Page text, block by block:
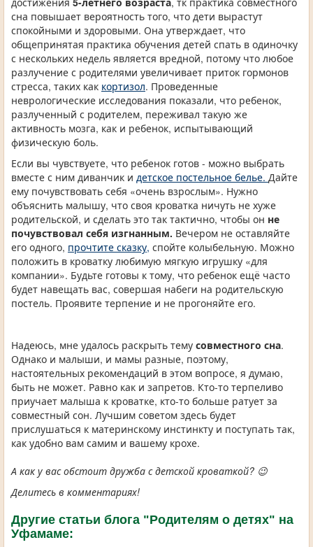
сна повышает вероятность того, что дети вырастут
спокойными и здоровыми. Она утверждает, что
общепринятая практика обучения детей спать в одиночку
с нескольких недель является вредной, потому что любое
разлучение с родителями увеличивает приток гормонов
стресса, таких как кортизол. Проведенные
неврологические исследования показали, что ребенок,
разлученный с родителем, переживал такую же
активность мозга, как и ребенок, испытывающий
физическую боль.
Если вы чувствуете, что ребенок готов - можно выбрать
вместе с ним диванчик и детское постельное белье. Дайте
ему почувствовать себя «очень взрослым». Нужно
объяснить малышу, что своя кроватка ничуть не хуже
родительской, и сделать это так тактично, чтобы он не
почувствовал себя изгнанным. Вечером не оставляйте
его одного, прочтите сказку, спойте колыбельную. Можно
положить в кроватку любимую мягкую игрушку «для
компании». Будьте готовы к тому, что ребенок ещё часто
будет навещать вас, совершая набеги на родительскую
постель. Проявите терпение и не прогоняйте его.
Надеюсь, мне удалось раскрыть тему совместного сна.
Однако и малыши, и мамы разные, поэтому,
настоятельных рекомендаций в этом вопросе, я думаю,
быть не может. Равно как и запретов. Кто-то терпеливо
приучает малыша к кроватке, кто-то больше ратует за
совместный сон. Лучшим советом здесь будет
прислушаться к материнскому инстинкту и поступать так,
как удобно вам самим и вашему крохе.
А как у вас обстоит дружба с детской кроваткой? 😉
Делитесь в комментариях!
Другие статьи блога "Родителям о детях" на
Уфамаме: